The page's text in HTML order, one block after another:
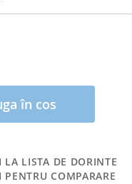
în cos
LA LISTA DE DORINTE
PENTRU COMPARARE